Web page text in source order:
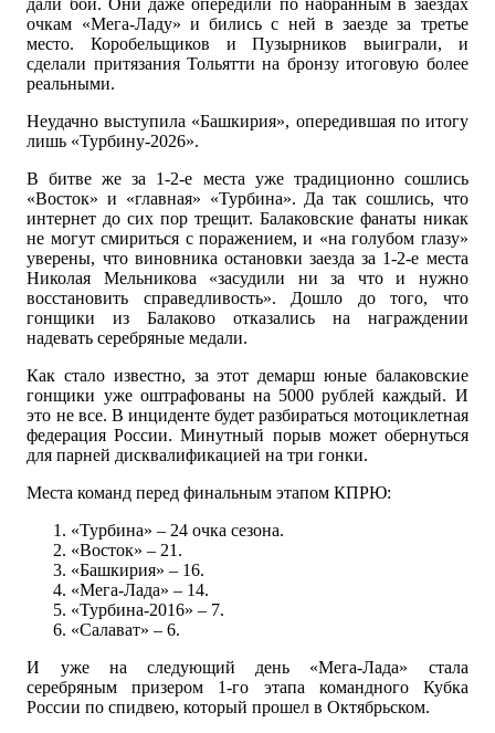
дали бой. Они даже опередили по набранным в заездах
очкам «Мега-Ладу» и бились с ней в заезде за третье
место. Коробельщиков и Пузырников выиграли, и
сделали притязания Тольятти на бронзу итоговую более
реальными.
Неудачно выступила «Башкирия», опередившая по итогу
лишь «Турбину-2026».
В битве же за 1-2-е места уже традиционно сошлись
«Восток» и «главная» «Турбина». Да так сошлись, что
интернет до сих пор трещит. Балаковские фанаты никак
не могут смириться с поражением, и «на голубом глазу»
уверены, что виновника остановки заезда за 1-2-е места
Николая Мельникова «засудили ни за что и нужно
восстановить справедливость». Дошло до того, что
гонщики из Балаково отказались на награждении
надевать серебряные медали.
Как стало известно, за этот демарш юные балаковские
гонщики уже оштрафованы на 5000 рублей каждый. И
это не все. В инциденте будет разбираться мотоциклетная
федерация России. Минутный порыв может обернуться
для парней дисквалификацией на три гонки.
Места команд перед финальным этапом КПРЮ:
«Турбина» – 24 очка сезона.
«Восток» – 21.
«Башкирия» – 16.
«Мега-Лада» – 14.
«Турбина-2016» – 7.
«Салават» – 6.
И уже на следующий день «Мега-Лада» стала
серебряным призером 1-го этапа командного Кубка
России по спидвею, который прошел в Октябрьском.